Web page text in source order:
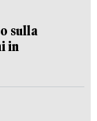
sulla
in